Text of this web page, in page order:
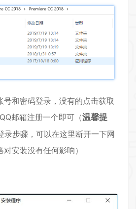
和密码登录，没有的点击获取
邮箱注册一个即可（温馨提
录步骤，可以在这里断开一下网
安装没有任何影响）